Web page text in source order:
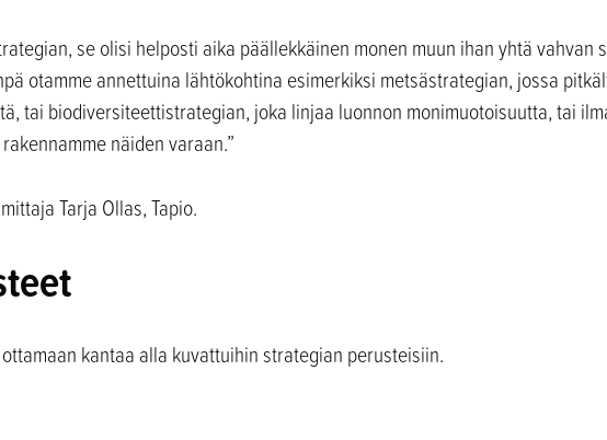
se olisi helposti aika päällekkäinen monen muun ihan yhtä vahvan
otamme annettuina lähtökohtina esimerkiksi metsästrategian, jossa
tai biodiversiteettistrategian, joka linjaa luonnon monimuotoisuutta, tai
näiden varaan.”
Tarja Ollas, Tapio.
kantaa alla kuvattuihin strategian perusteisiin.